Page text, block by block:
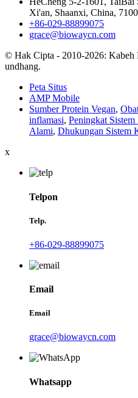
Xi'an, Shaanxi, China,
+86-029-88899075
grace@biowaycn.com
© Hak Cipta - 2010-2026:
undhang.
Peta Situs
AMP Mobile
Sumber Protein Vegan,
inflamasi, Peningkat
Alami, Dhukungan Sistem
x
Telpon
Telp.
+86-029-88899075
Email
Email
grace@biowaycn.com
Whatsapp